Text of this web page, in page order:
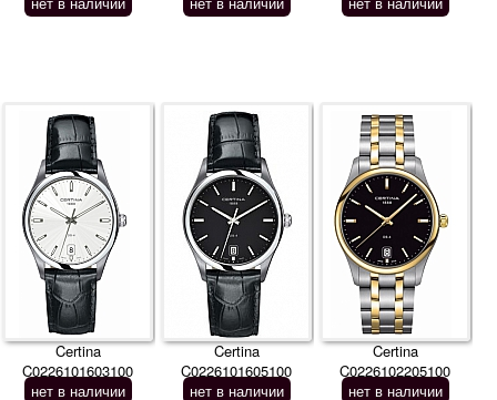
Certina
C0226101603100
нет в наличии
Certina
C0226101605100
нет в наличии
Certina
C0226102205100
нет в наличии